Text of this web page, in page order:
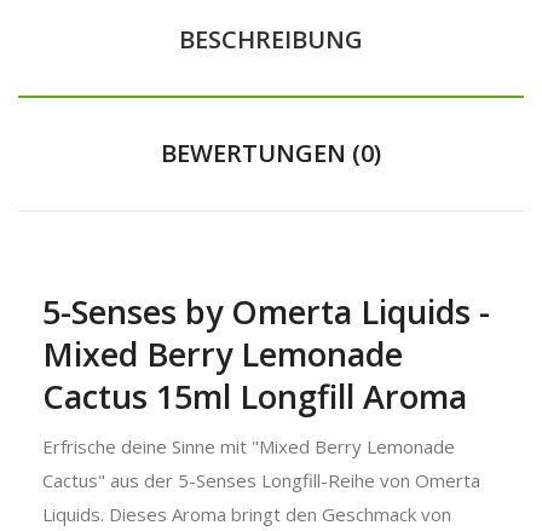
BESCHREIBUNG
BEWERTUNGEN (0)
5-Senses by Omerta Liquids -
Mixed Berry Lemonade
Cactus 15ml Longfill Aroma
Erfrische deine Sinne mit "Mixed Berry Lemonade
Cactus" aus der 5-Senses Longfill-Reihe von Omerta
Liquids. Dieses Aroma bringt den Geschmack von